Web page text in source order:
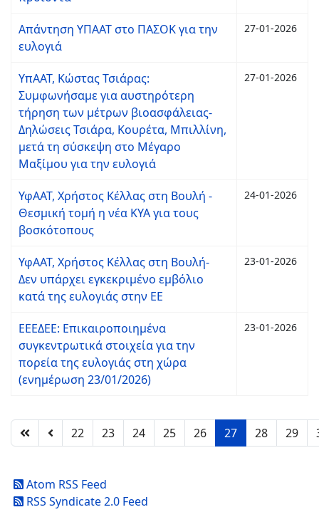
Απάντηση ΥΠΑΑΤ στο ΠΑΣΟΚ για την
ευλογιά
27-01-2026
ΥπΑΑΤ, Κώστας Τσιάρας:
Συμφωνήσαμε για αυστηρότερη
τήρηση των μέτρων βιοασφάλειας-
Δηλώσεις Τσιάρα, Κουρέτα, Μπιλλίνη,
μετά τη σύσκεψη στο Μέγαρο
Μαξίμου για την ευλογιά
27-01-2026
ΥφΑΑΤ, Χρήστος Κέλλας στη Βουλή -
Θεσμική τομή η νέα ΚΥΑ για τους
βοσκότοπους
24-01-2026
ΥφΑΑΤ, Χρήστος Κέλλας στη Βουλή-
Δεν υπάρχει εγκεκριμένο εμβόλιο
κατά της ευλογιάς στην ΕΕ
23-01-2026
ΕΕΕΔΕΕ: Επικαιροποιημένα
συγκεντρωτικά στοιχεία για την
πορεία της ευλογιάς στη χώρα
(ενημέρωση 23/01/2026)
23-01-2026
22 23 24 25 26 27 28 29
Atom RSS Feed
RSS Syndicate 2.0 Feed